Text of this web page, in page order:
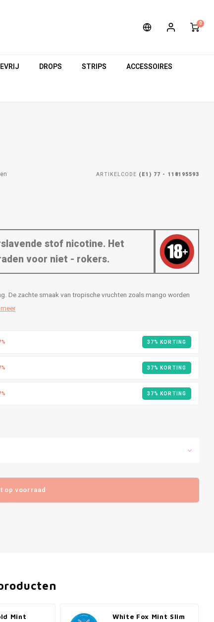
0
DROPS STRIPS ACCESSOIRES
ARTIKELCODE (E1) 77 - 118195593
stof nicotine. Het
voor niet - rokers.
De zachte smaak van tropische vruchten zoals mango worden
37% KORTING
37% KORTING
37% KORTING
op voorraad
Mint White Fox Mint Slim